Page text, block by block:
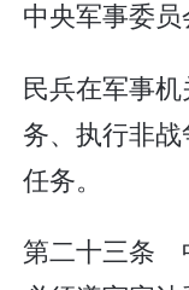
中央军事委员
民兵在军事
务、执行非
任务。
第二十三条